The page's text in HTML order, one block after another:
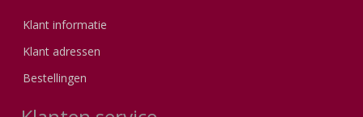
Klant informatie
Klant adressen
Bestellingen